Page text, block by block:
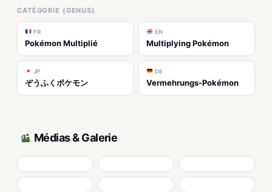
CATÉGORIE (GENUS)
FR
Pokémon Multiplié
EN
Multiplying Pokémon
JP
ぞうふくポケモン
DE
Vermehrungs-Pokémon
Médias & Galerie